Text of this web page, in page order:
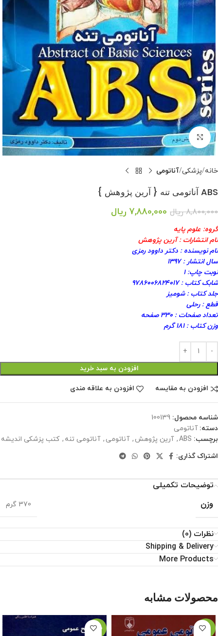
بزرگنمایی تصویر
خانه پزشکی آناتومی
ABS آناتومی تنه { آرین پژوهش }
8,800,000 ریال 7,880,000 ریال
گروه: علوم پایه
نام انتشارات : آرین پژوهش
نام نویسنده : دکتر داوود رمزی
سال انتشار : ۱۳۹۷
نوبت چاپ: ۱
شابک کتاب : ۹۷۸۶۰۰۶۸۲۴۰۱۷
جلد کتاب : شومیز
قطع : رحلی
تعداد صفحات : ۳۳۰ صفحه
وزن کتاب : ۱۸۱ گرم
افزودن به سبد خرید
افزودن به مقایسه افزودن به علاقه مندی
شناسه محصول: 100139
دسته: آناتومی
برچسب: ABS
, آرین پژوهش , آناتومی , آناتومی تنه , کتب پزشکی اندیشه
اشتراک گذاری:
توضیحات تکمیلی
وزن 370 گرم
نظرات (0)
Shipping & Delivery
More Products
محصولات مشابه
-5%
-20%